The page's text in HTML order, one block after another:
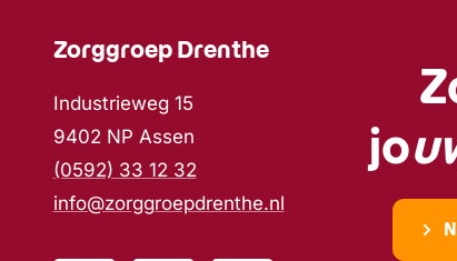
Zorggroep Drenthe
Industrieweg 15
9402 NP Assen
(0592) 33 12 32
info@zorggroepdrenthe.nl
jo